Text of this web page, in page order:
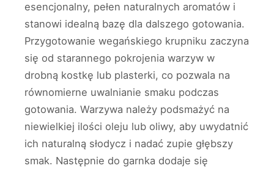
esencjonalny, pełen naturalnych aromatów i
stanowi idealną bazę dla dalszego gotowania.
Przygotowanie wegańskiego krupniku zaczyna
się od starannego pokrojenia warzyw w
drobną kostkę lub plasterki, co pozwala na
równomierne uwalnianie smaku podczas
gotowania. Warzywa należy podsmażyć na
niewielkiej ilości oleju lub oliwy, aby uwydatnić
ich naturalną słodycz i nadać zupie głębszy
smak. Następnie do garnka dodaje się